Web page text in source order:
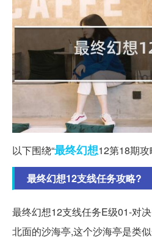
以下围绕“最终幻想12第18期
最终幻想12支线任务攻略?
最终幻想12支线任务E级01-对
北面的沙海亭,这个沙海亭是类